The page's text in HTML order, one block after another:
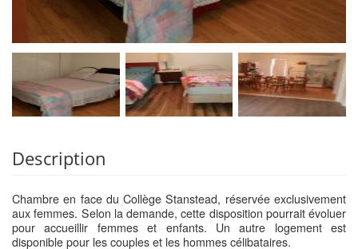
Description
Chambre en face du Collège Stanstead, réservée exclusivement
aux femmes. Selon la demande, cette disposition pourrait évoluer
pour accueillir femmes et enfants. Un autre logement est
disponible pour les couples et les hommes célibataires.